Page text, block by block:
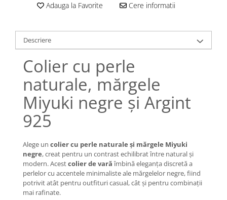
Lănțișoare cu Molecule
Lănțișoare Argint Diverse
COLIERE CU PERLE
Coliere cu Perle Naturale
Coliere cu Perle Preciosa
COLIERE ȘNUR REGLABIL
Coliere cu Inimioare
Coliere cu Cruce
Coliere cu Soare
Coliere cu Semilună
Coliere cu Zodii
Coliere cu Flori
Coliere cu Animale
Adauga la Favorite Cere informatii
Descriere
Colier cu perle
naturale, mărgele
Miyuki negre și Argint
925
Alege un colier cu perle naturale și mărgele Miyuki
negre, creat pentru un contrast echilibrat între natural și
modern. Acestcolier de varăîmbină eleganța discretă a
perlelor cu accentele minimaliste ale mărgelelor negre, fiind
potrivit atât pentru outfituri casual, cât și pentru combinații
mai rafinate.